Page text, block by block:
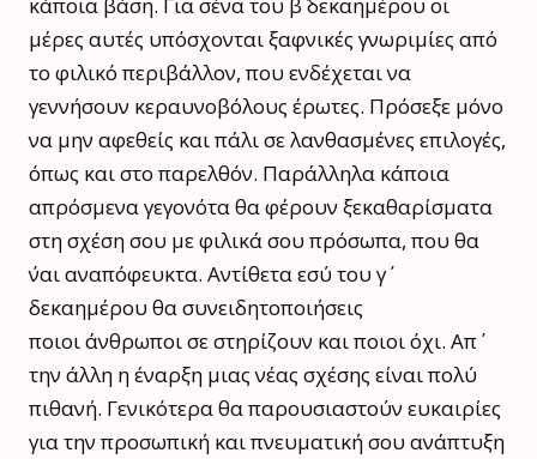
μέρες αυτές υπόσχονται ξαφνικές γνωριμίες από
το φιλικό περιβάλλον, που ενδέχεται να
γεννήσουν κεραυνοβόλους έρωτες. Πρόσεξε μόνο
να μην αφεθείς και πάλι σε λανθασμένες επιλογές,
όπως και στο παρελθόν. Παράλληλα κάποια
απρόσμενα γεγονότα θα φέρουν ξεκαθαρίσματα
στη σχέση σου με φιλικά σου πρόσωπα, που θα
΄ναι αναπόφευκτα. Αντίθετα εσύ του γ΄
δεκαημέρου θα συνειδητοποιήσεις
ποιοι άνθρωποι σε στηρίζουν και ποιοι όχι. Απ΄
την άλλη η έναρξη μιας νέας σχέσης είναι πολύ
πιθανή. Γενικότερα θα παρουσιαστούν ευκαιρίες
για την προσωπική και πνευματική σου ανάπτυξη